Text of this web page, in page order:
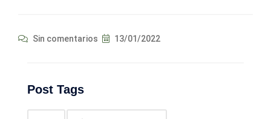
Sin comentarios 13/01/2022
Post Tags